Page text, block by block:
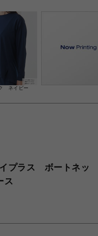
ネイビー
プラス ボートネッ
ス